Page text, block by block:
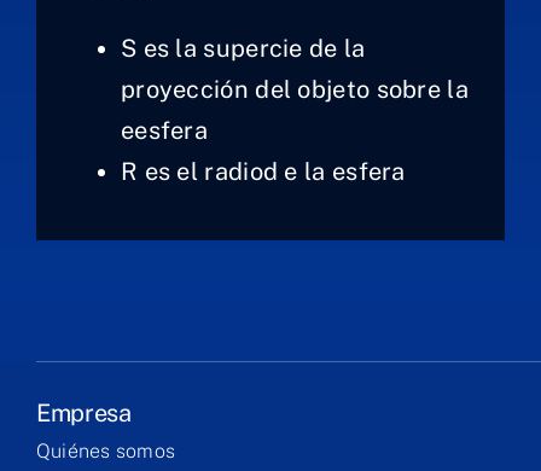
S es la supercie de la
proyección del objeto sobre la
eesfera
R es el radiod e la esfera
Empresa
Quiénes somos